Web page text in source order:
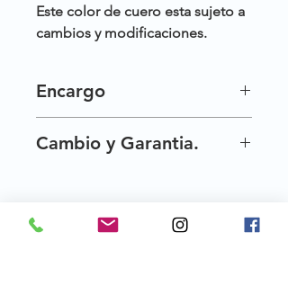
Este color de cuero esta sujeto a
cambios y modificaciones.
Encargo
esta razon no siempre los tenemos
listos. ´´haz tu pedido :) ´´
Cambio y Garantia.
Creciente te da 90 dias de garantia